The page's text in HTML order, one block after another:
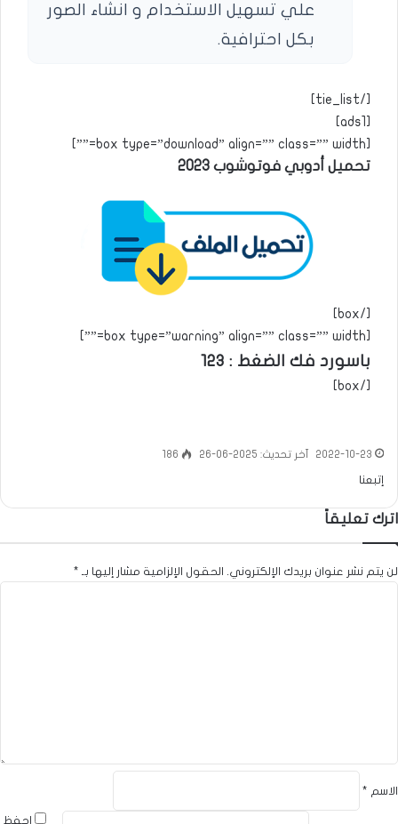
علي تسهيل الاستخدام و انشاء الصور
بكل احترافية.
[/tie_list]
[ads1]
[box type=”download” align=”” class=”” width=””]
تحميل أدوبي فوتوشوب 2023
[/box]
[box type=”warning” align=”” class=”” width=””]
باسورد فك الضغط : 123
[/box]
2022-10-23 آخر تحديث: 2025-06-26 186
إتبعنا
اترك تعليقاً
لن يتم نشر عنوان بريدك الإلكتروني. الحقول الإلزامية مشار إليها بـ *
الاسم *
احفظ